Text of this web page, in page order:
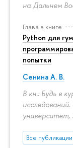
на Дальнем
Глава в книге
Python для
попытки
Сенина А. В.
В кн.: Будь в
университет,
Все публикации